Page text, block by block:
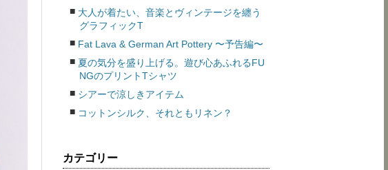
大人が着たい、音楽とヴィンテージを纏う
グラフィックT
Fat Lava & German Art Pottery 〜予告編〜
夏の気分を盛り上げる。遊び心あふれるFU
NGのプリントTシャツ
シアーで涼しきアイテム
コットンシルク、それともリネン？
カテゴリー